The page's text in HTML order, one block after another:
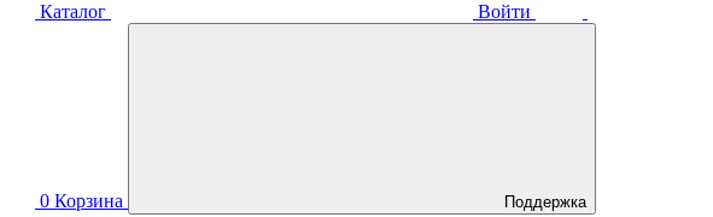
Каталог Войти
0 Корзина Поддержка